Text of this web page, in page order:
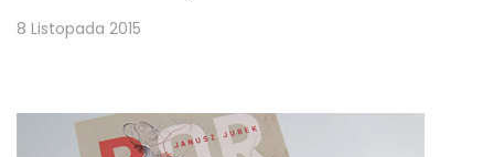
8 Listopada 2015